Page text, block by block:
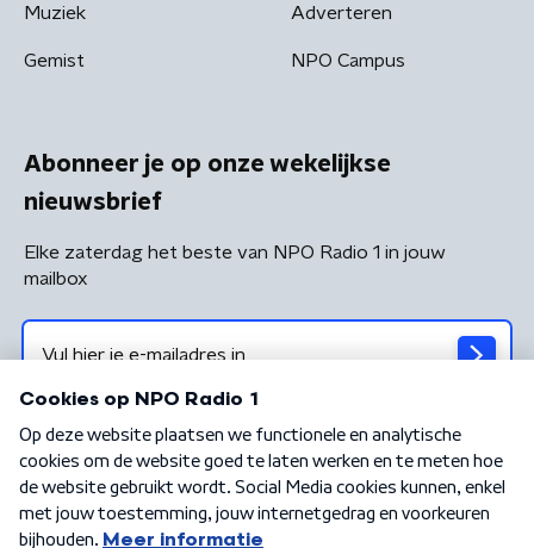
Muziek
Gemist
Adverteren
NPO Campus
Abonneer je op onze wekelijkse
nieuwsbrief
Elke zaterdag het beste van NPO Radio 1 in jouw
mailbox
Algemene voorwaarden